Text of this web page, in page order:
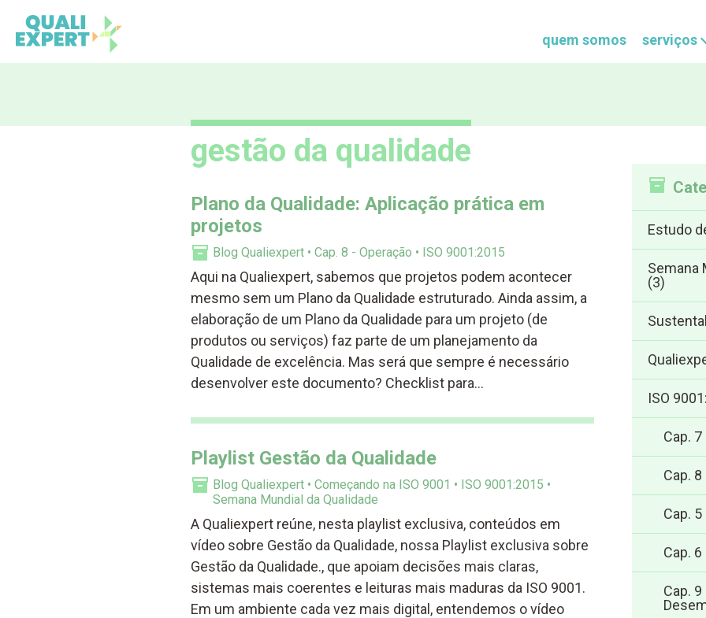
Qualiexpert
quem somos serviços
gestão da qualidade
Plano da Qualidade: Aplicação prática em
projetos
Blog Qualiexpert Cap. 8 - Operação ISO 9001:2015
Aqui na Qualiexpert, sabemos que projetos podem acontecer
mesmo sem um Plano da Qualidade estruturado. Ainda assim, a
elaboração de um Plano da Qualidade para um projeto (de
produtos ou serviços) faz parte de um planejamento da
Qualidade de excelência. Mas será que sempre é necessário
desenvolver este documento? Checklist para…
Playlist Gestão da Qualidade
Blog Qualiexpert Começando na ISO 9001
ISO 9001:2015
Semana Mundial da Qualidade
A Qualiexpert reúne, nesta playlist exclusiva, conteúdos em
vídeo sobre Gestão da Qualidade, nossa Playlist exclusiva sobre
Gestão da Qualidade., que apoiam decisões mais claras,
sistemas mais coerentes e leituras mais maduras da ISO 9001.
Em um ambiente cada vez mais digital, entendemos o vídeo
Estudo
Semana
(3)
ISO
Cap.
Cap.
Cap.
Cap.
Cap.